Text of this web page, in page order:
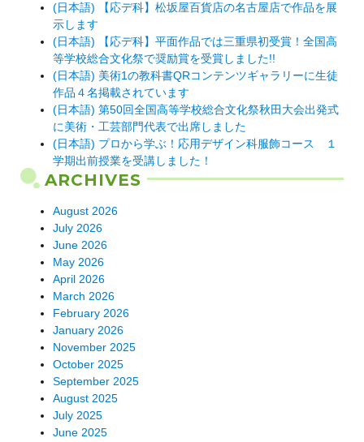
(日本語) 【応デ科】松坂屋百貨店の名古屋店で作品を展
示します
(日本語) 【応デ科】平面作品では三重県初受賞！全国高
等学校総合文化祭で奨励賞を受賞しました!!
(日本語) 美術1の教科書QRコンテンツギャラリーに生徒
作品４名掲載されています
(日本語) 第50回全国高等学校総合文化祭秋田大会出発式
に美術・工芸部門代表で出席しました
(日本語) プロから学ぶ！応用デザイン科服飾コース １
学期出前授業を受講しました！
ARCHIVES
August 2026
July 2026
June 2026
May 2026
April 2026
March 2026
February 2026
January 2026
November 2025
October 2025
September 2025
August 2025
July 2025
June 2025